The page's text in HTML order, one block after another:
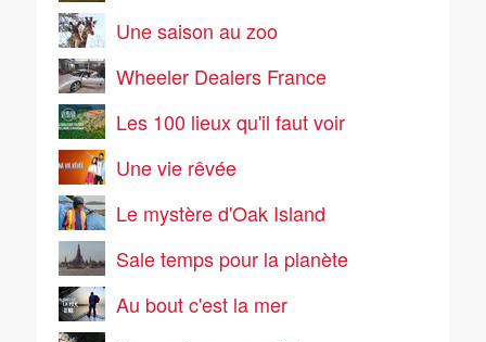
Une saison au zoo
Wheeler Dealers France
Les 100 lieux qu'il faut voir
Une vie rêvée
Le mystère d'Oak Island
Sale temps pour la planète
Au bout c'est la mer